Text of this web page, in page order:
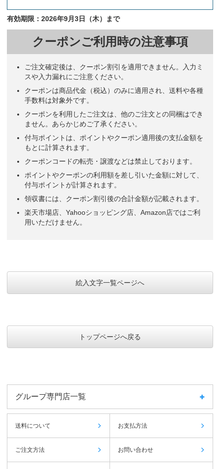
有効期限：2026年9月3日（木）まで
クーポンご利用時の注意事項
ご注文確定後は、クーポン割引を適用できません。入力ミ
スや入力漏れにご注意ください。
クーポンは商品代金（税込）のみに適用され、送料や各種
手数料は対象外です。
クーポンを利用したご注文は、他のご注文との同梱はでき
ません。あらかじめご了承ください。
付与ポイントは、ポイントやクーポン適用後の支払金額を
もとに計算されます。
クーポンコードの転売・譲渡などは禁止しております。
ポイントやクーポンの利用額を差し引いた金額に対して、
付与ポイントが計算されます。
領収書には、クーポン割引後の合計金額が記載されます。
楽天市場店、Yahooショッピング店、Amazon店ではご利
用いただけません。
絵入文字一覧ページへ
トップページへ戻る
グループ専門店一覧
送料について お支払方法
ご注文方法 お問い合わせ